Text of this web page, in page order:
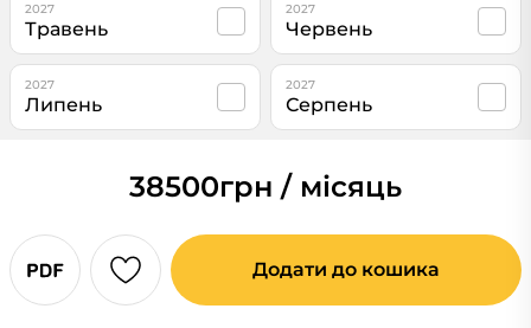
2027
Травень
2027
Червень
2027
Липень
2027
Серпень
38500грн / місяць
Додати до кошика